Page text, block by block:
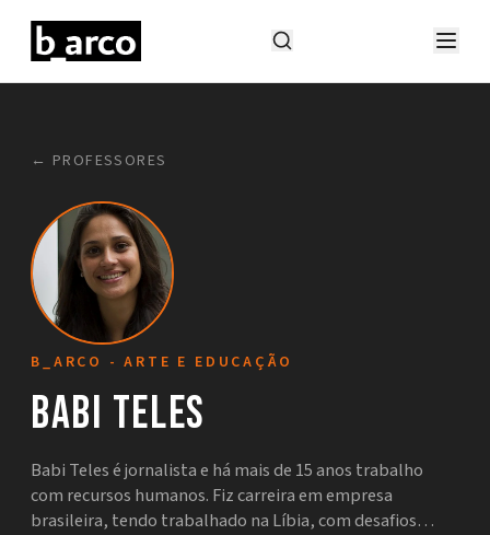
← PROFESSORES
B_ARCO - ARTE E EDUCAÇÃO
Babi Teles
Babi Teles é jornalista e há mais de 15 anos trabalho
com recursos humanos. Fiz carreira em empresa
brasileira, tendo trabalhado na Líbia, com desafios…